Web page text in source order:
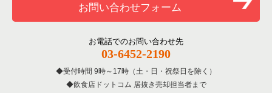
洋食の居抜き売却物件の案件一覧
その他の居抜き売却物件の案件一覧
柏市の飲食店の居抜き売却物件の案件一覧
館山市の飲食店の居抜き売却物件の案件一覧
千葉市花見川区の飲食店の居抜き売却物件の案件一覧
千葉県の居酒屋・ダイニングバーの居抜き売却物件の案件一覧
千葉県の和食の居抜き売却物件の案件一覧
千葉県の洋食の居抜き売却物件の案件一覧
千葉市中央区のその他の居抜き売却物件の案件一覧
お問い合わせフォーム
お電話でのお問い合わせ先
03-6452-2190
受付時間 9時～17時（土・日・祝祭日を除く）
飲食店ドットコム 居抜き売却担当者まで